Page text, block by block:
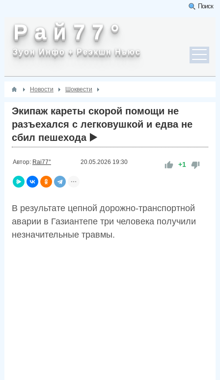
Поиск
Р а й 7 7 °
Зуон Инфо + Реэкшн Ньюс
Новости Шоквести
Экипаж кареты скорой помощи не
разъехался с легковушкой и едва не
сбил пешехода ▶️
Автор: Rai77° 20.05.2026 19:30 +1
В результате цепной дорожно-транспортной
аварии в Газиантепе три человека получили
незначительные травмы.